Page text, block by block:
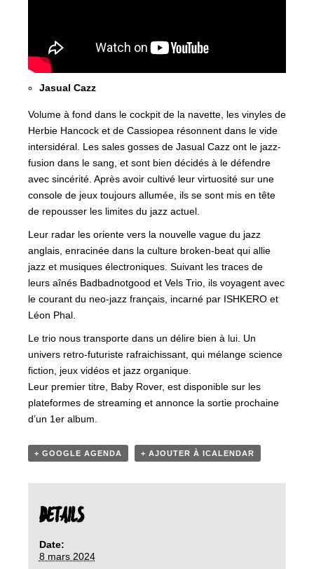
Jasual Cazz
Volume à fond dans le cockpit de la navette, les vinyles de
Herbie Hancock et de Cassiopea résonnent dans le vide
intersidéral. Les sales gosses de Jasual Cazz ont le jazz-
fusion dans le sang, et sont bien décidés à le défendre
avec sincérité. Après avoir cultivé leur virtuosité sur une
console de jeux toujours allumée, ils se sont mis en tête
de repousser les limites du jazz actuel.
Leur radar les oriente vers la nouvelle vague du jazz
anglais, enracinée dans la culture broken-beat qui allie
jazz et musiques électroniques. Suivant les traces de
leurs aînés Badbadnotgood et Vels Trio, ils voyagent avec
le courant du neo-jazz français, incarné par ISHKERO et
Léon Phal.
Le trio nous transporte dans un délire bien à lui. Un
univers retro-futuriste rafraichissant, qui mélange science
fiction, jeux vidéos et jazz organique.
Leur premier titre, Baby Rover, est disponible sur les
plateformes de streaming et annonce la sortie prochaine
d’un 1er album.
+ GOOGLE AGENDA + AJOUTER À ICALENDAR
DETAILS
Date:
8 mars 2024